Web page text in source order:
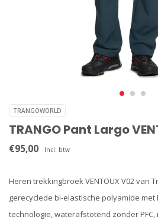
TRANGOWORLD
TRANGO Pant Largo
€95,00 Incl. btw
Heren trekkingbroek VENTOUX V02 van
gerecyclede bi-elastische polyamide met
technologie, waterafstotend zonder